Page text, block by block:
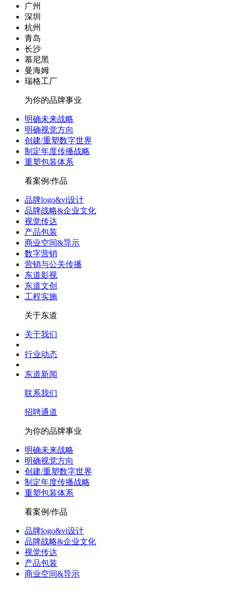
广州
深圳
杭州
青岛
长沙
慕尼黑
曼海姆
瑞格工厂
为你的品牌事业
明确未来战略
明确视觉方向
创建/重塑数字世界
制定年度传播战略
重塑包装体系
看案例/作品
品牌logo&vi设计
品牌战略&企业文化
视觉传达
产品包装
商业空间&导示
数字营销
营销与公关传播
东道影视
东道文创
工程实施
关于东道
关于我们
行业动态
东道新闻
联系我们
招聘通道
为你的品牌事业
明确未来战略
明确视觉方向
创建/重塑数字世界
制定年度传播战略
重塑包装体系
看案例/作品
品牌logo&vi设计
品牌战略&企业文化
视觉传达
产品包装
商业空间&导示